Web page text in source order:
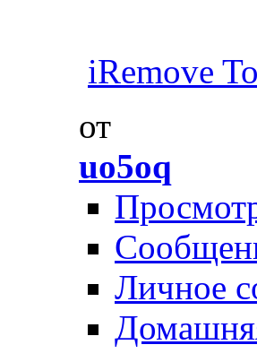
iRemove
от
uo5oq
Личное